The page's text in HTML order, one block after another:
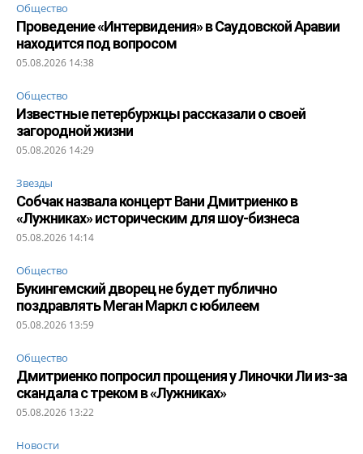
Общество
Проведение «Интервидения» в Саудовской Аравии
находится под вопросом
05.08.2026 14:38
Общество
Известные петербуржцы рассказали о своей
загородной жизни
05.08.2026 14:29
Звезды
Собчак назвала концерт Вани Дмитриенко в
«Лужниках» историческим для шоу-бизнеса
05.08.2026 14:14
Общество
Букингемский дворец не будет публично
поздравлять Меган Маркл с юбилеем
05.08.2026 13:59
Общество
Дмитриенко попросил прощения у Линочки Ли из-за
скандала с треком в «Лужниках»
05.08.2026 13:22
Новости